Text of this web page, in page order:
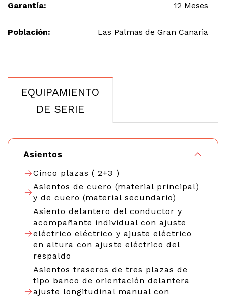
Garantía: 12 Meses
Población: Las Palmas de Gran Canaria
EQUIPAMIENTO
DE SERIE
Asientos
Cinco plazas ( 2+3 )
Asientos de cuero (material principal)
y de cuero (material secundario)
Asiento delantero del conductor y
acompañante individual con ajuste
eléctrico eléctrico y ajuste eléctrico
en altura con ajuste eléctrico del
respaldo
Asientos traseros de tres plazas de
tipo banco de orientación delantera
ajuste longitudinal manual con